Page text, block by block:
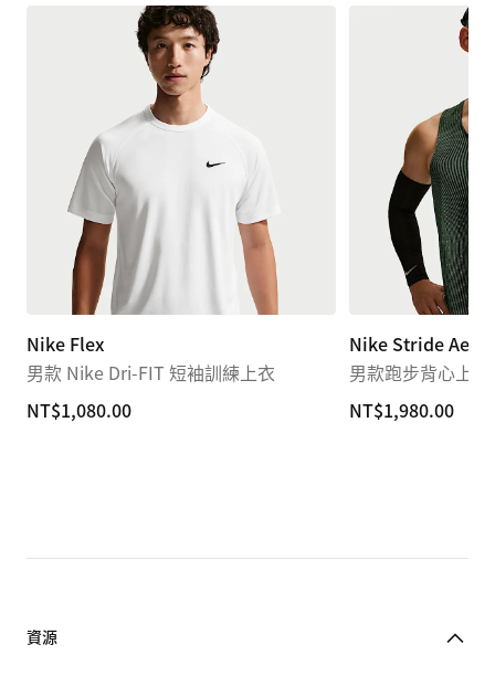
Nike Flex
男款 Nike Dri-FIT 短袖訓練上衣
NT$1,080.00
NT$1,080.00
Nike Stride
男款跑步背心上衣
NT$1,980.00
NT$1,980.00
資源